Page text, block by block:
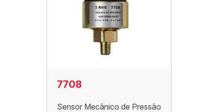
7708
Sensor Mecânico de Pressão